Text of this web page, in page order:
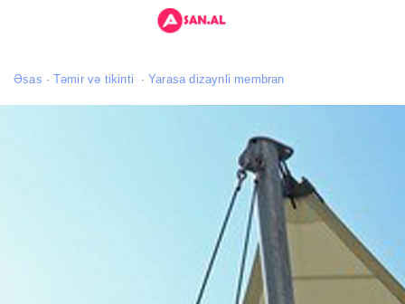
Əsas Təmir və tikinti Yarasa dizaynli membran